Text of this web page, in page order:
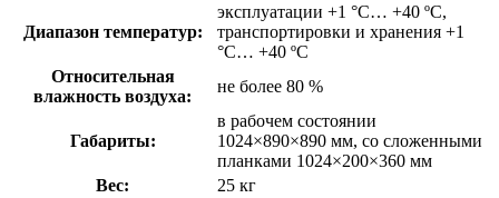
Диапазон температур:
эксплуатации +1 °C… +40 ºC,
транспортировки и хранения +1
°C… +40 ºC
Относительная
влажность воздуха:
не более 80 %
Габариты:
в рабочем состоянии
1024×890×890 мм, со сложенными
планками 1024×200×360 мм
Вес:
25 кг